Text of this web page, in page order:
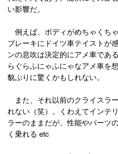
い影響だ。
例えば、ボディがめちゃくち
ブレーキにドイツ車テイストが
ンの息吹は決定的にアメ車であ
らぐらふにゃふにゃなアメ車を
貌ぶりに驚くかもしれない。
また、それ以前のクライスラ
れない（笑）。くわえてインテ
ラーのままだが、性能やパーツ
く乗れる etc